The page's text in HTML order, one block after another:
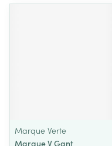
Marque Verte
Marque V Gant